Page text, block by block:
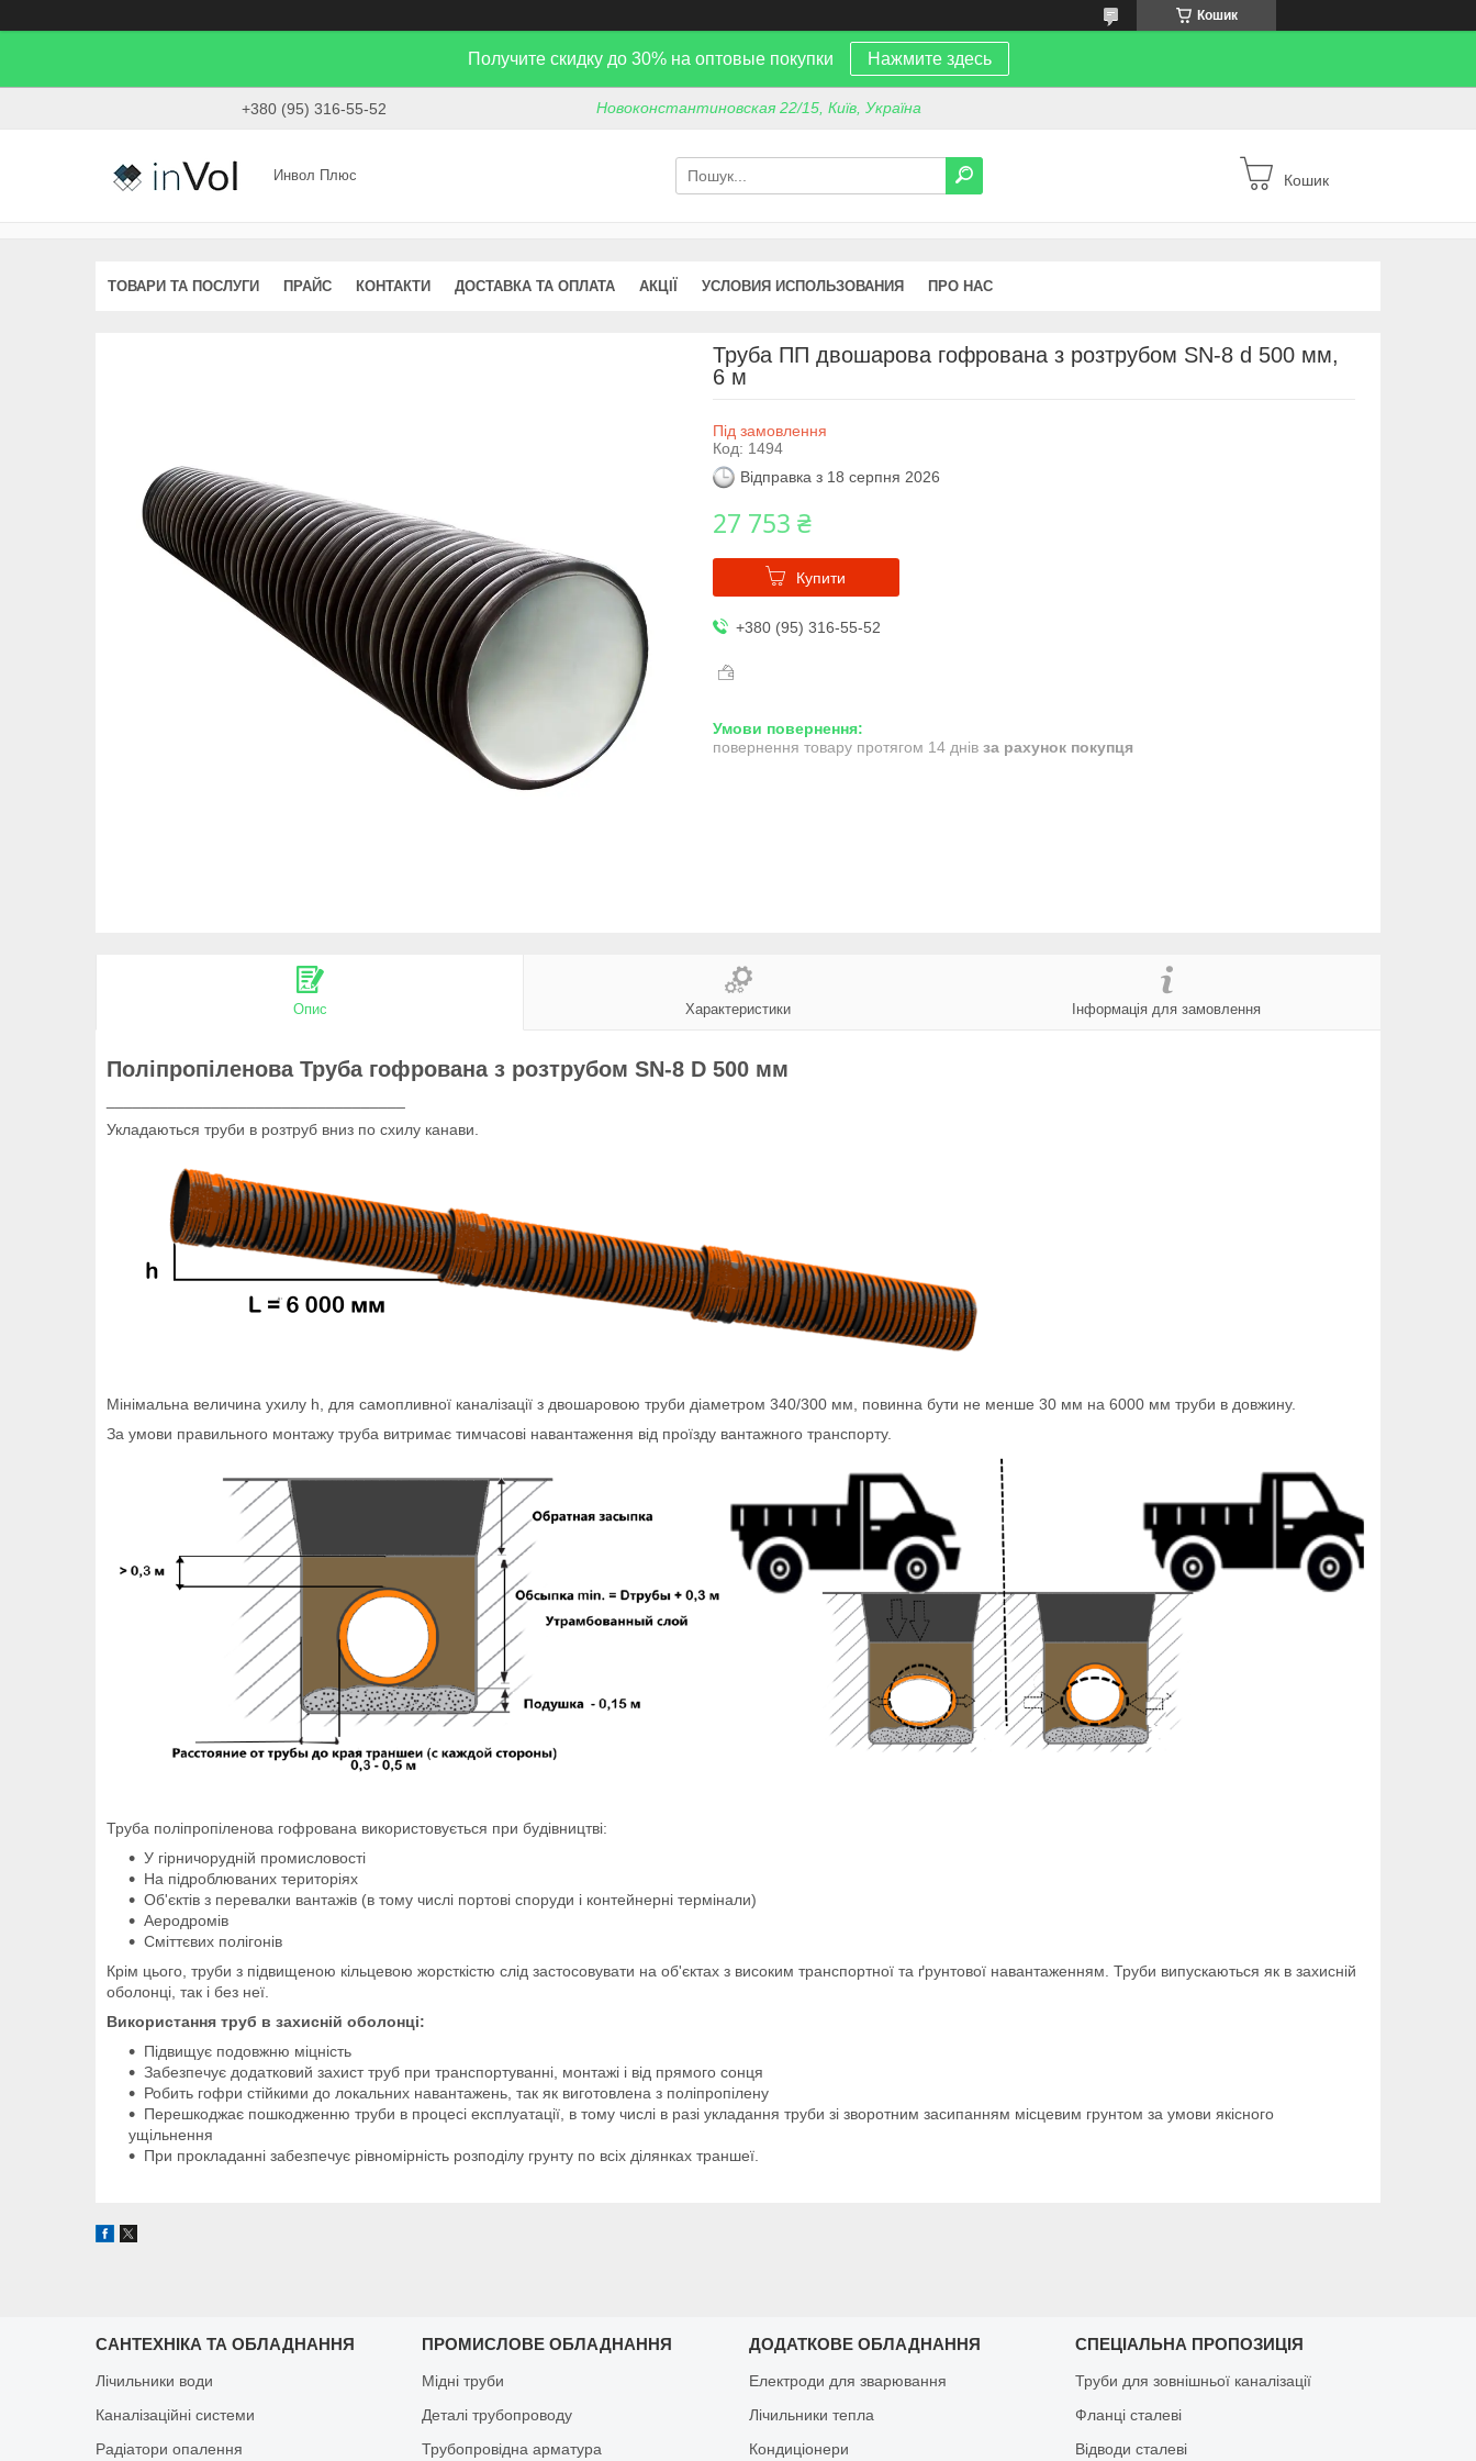
Кошик
Получите скидку до 30% на оптовые покупки Нажмите здесь
+380 (95) 316-55-52 Новоконстантиновская 22/15, Київ, Україна
Инвол Плюс Кошик
ТОВАРИ ТА ПОСЛУГИ ПРАЙС КОНТАКТИ ДОСТАВКА ТА ОПЛАТА АКЦІЇ УСЛОВИЯ ИСПОЛЬЗОВАНИЯ ПРО НАС
Труба ПП двошарова гофрована з розтрубом SN-8 d 500 мм,
6 м
Під замовлення
Код: 1494
Відправка з 18 серпня 2026
27 753 ₴
Купити
+380 (95) 316-55-52
повернення товару протягом 14 днів за рахунок покупця
Опис Характеристики Інформація для замовлення
Поліпропіленова Труба гофрована з розтрубом SN-8 D 500 мм
Укладаються труби в розтруб вниз по схилу канави.
Мінімальна величина ухилу h, для самопливної каналізації з двошаровою труби діаметром 340/300 мм, повинна бути не менше 30 мм на 6000 мм труби в довжину.
За умови правильного монтажу труба витримає тимчасові навантаження від проїзду вантажного транспорту.
Труба поліпропіленова гофрована використовується при будівництві:
У гірничорудній промисловості
На підроблюваних територіях
Об'єктів з перевалки вантажів (в тому числі портові споруди і контейнерні термінали)
Аеродромів
Сміттєвих полігонів
Крім цього, труби з підвищеною кільцевою жорсткістю слід застосовувати на об'єктах з високим транспортної та ґрунтової навантаженням. Труби випускаються як в захисній
оболонці, так і без неї.
Використання труб в захисній оболонці:
Підвищує подовжню міцність
Забезпечує додатковий захист труб при транспортуванні, монтажі і від прямого сонця
Робить гофри стійкими до локальних навантажень, так як виготовлена з поліпропілену
Перешкоджає пошкодженню труби в процесі експлуатації, в тому числі в разі укладання труби зі зворотним засипанням місцевим грунтом за умови якісного
ущільнення
При прокладанні забезпечує рівномірність розподілу грунту по всіх ділянках траншеї.
САНТЕХНІКА ТА ОБЛАДНАННЯ
Лічильники води
Каналізаційні системи
Радіатори опалення
ПРОМИСЛОВЕ ОБЛАДНАННЯ
Мідні труби
Деталі трубопроводу
Трубопровідна арматура
ДОДАТКОВЕ ОБЛАДНАННЯ
Електроди для зварювання
Лічильники тепла
Кондиціонери
СПЕЦІАЛЬНА ПРОПОЗИЦІЯ
Труби для зовнішньої каналізації
Фланці сталеві
Відводи сталеві